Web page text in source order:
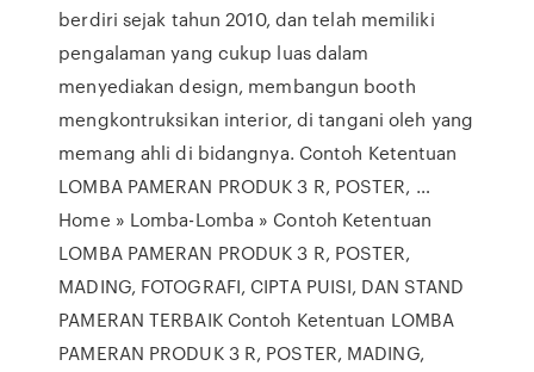
berdiri sejak tahun 2010, dan telah memiliki
pengalaman yang cukup luas dalam
menyediakan design, membangun booth
mengkontruksikan interior, di tangani oleh yang
memang ahli di bidangnya. Contoh Ketentuan
LOMBA PAMERAN PRODUK 3 R, POSTER, …
Home » Lomba-Lomba » Contoh Ketentuan
LOMBA PAMERAN PRODUK 3 R, POSTER,
MADING, FOTOGRAFI, CIPTA PUISI, DAN STAND
PAMERAN TERBAIK Contoh Ketentuan LOMBA
PAMERAN PRODUK 3 R, POSTER, MADING,